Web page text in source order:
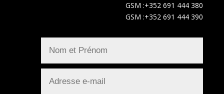
GSM :+352 691 444 380
GSM :+352 691 444 390